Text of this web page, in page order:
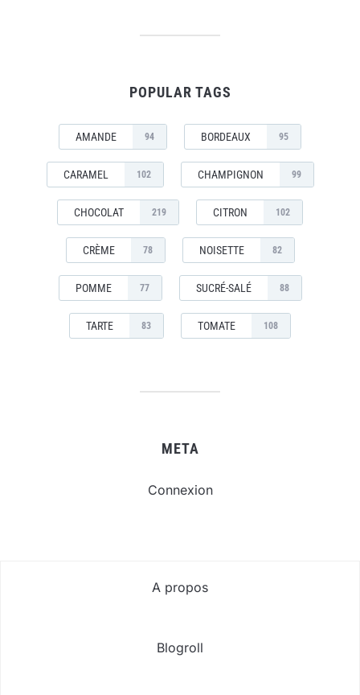
POPULAR TAGS
AMANDE 94 BORDEAUX 95
CARAMEL 102 CHAMPIGNON 99
CHOCOLAT 219 CITRON 102
CRÈME 78 NOISETTE 82
POMME 77 SUCRÉ-SALÉ 88
TARTE 83 TOMATE 108
META
Connexion
A propos
Blogroll